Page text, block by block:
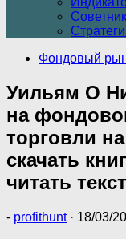
Фондовый
Уильям О
на
торговли
скачать
читать
- profithunt · 18/03/